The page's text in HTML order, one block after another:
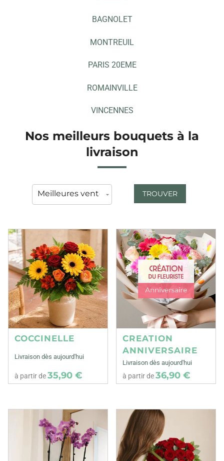
BAGNOLET
MONTREUIL
PARIS 20EME
ROMAINVILLE
VINCENNES
Nos meilleurs bouquets à la
livraison
TROUVER
COCCINELLE
Livraison dès aujourd'hui
à partir de35,90 €
CREATION
ANNIVERSAIRE
Livraison dès aujourd'hui
à partir de36,90 €